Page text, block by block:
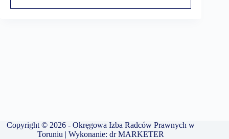
Copyright © 2026 - Okręgowa Izba Radców Prawnych w
Toruniu | Wykonanie:dr MARKETER